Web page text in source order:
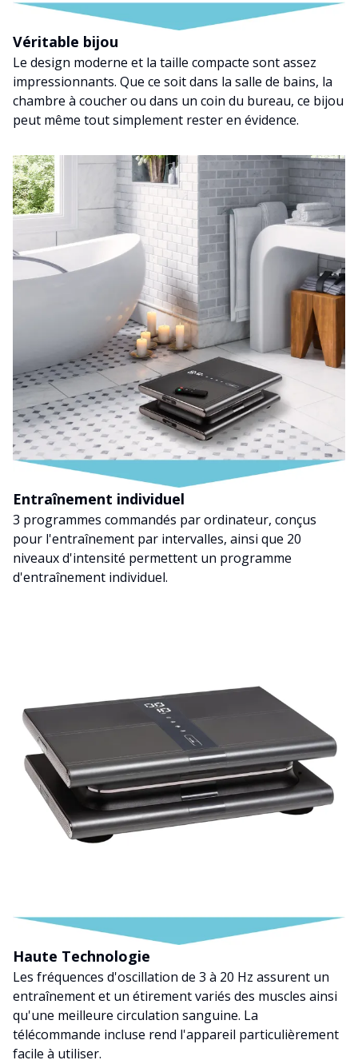
Véritable bijou
Le design moderne et la taille compacte sont assez
impressionnants. Que ce soit dans la salle de bains, la
chambre à coucher ou dans un coin du bureau, ce bijou
peut même tout simplement rester en évidence.
Entraînement individuel
3 programmes commandés par ordinateur, conçus
pour l'entraînement par intervalles, ainsi que 20
niveaux d'intensité permettent un programme
d'entraînement individuel.
Haute Technologie
Les fréquences d'oscillation de 3 à 20 Hz assurent un
entraînement et un étirement variés des muscles ainsi
qu'une meilleure circulation sanguine. La
télécommande incluse rend l'appareil particulièrement
facile à utiliser.